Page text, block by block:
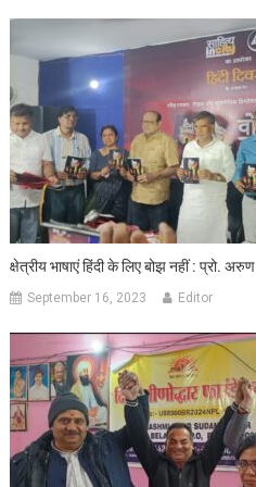
क्षेत्रीय भाषाएं हिंदी के लिए बोझ नहीं : प्रो. अरुण
September 16, 2023 Editor